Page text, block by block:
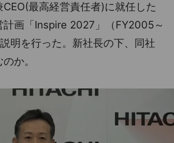
最高経営責任者)に就任した
計画「Inspire 2027」（FY2005～
明を行った。新社長の下、同社
か。